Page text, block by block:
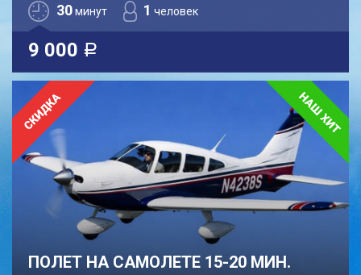
30минут 1 человек
9 000 a
ПОЛЕТ НА САМОЛЕТЕ 15-20 МИН.